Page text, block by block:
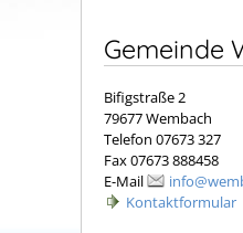
Gemeinde
Bifigstraße 2
79677 Wembach
Telefon 07673 327
Fax 07673 888458
E-Mail
Kontaktformular